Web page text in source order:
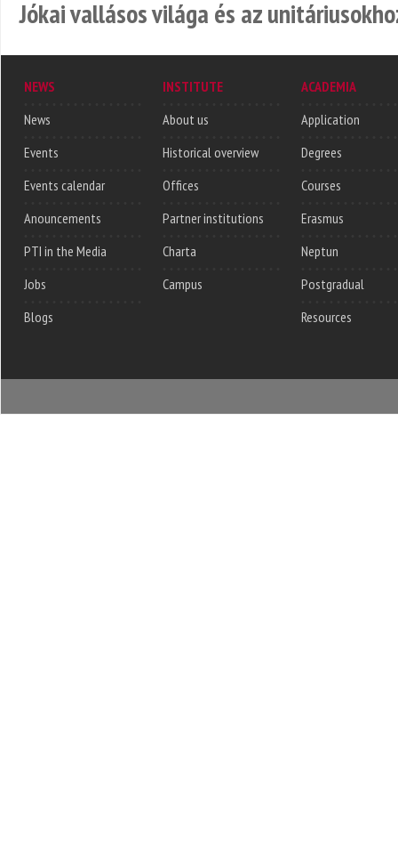
Jókai vallásos világa és az
NEWS
News
Events
Events calendar
Anouncements
PTI in the Media
Jobs
Blogs
INSTITUTE
About us
Historical overview
Offices
Partner institutions
Charta
Campus
ACADEMIA
Application
Degrees
Courses
Erasmus
Neptun
Postgradual
Resources